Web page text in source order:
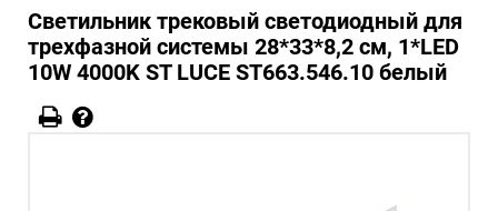
Светильник трековый светодиодный для
трехфазной системы 28*33*8,2 см, 1*LED
10W 4000K ST LUCE ST663.546.10 белый